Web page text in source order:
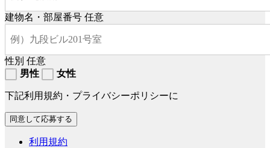
建物名・部屋番号 任意
性別 任意
男性
女性
下記利用規約・プライバシーポリシーに
利用規約